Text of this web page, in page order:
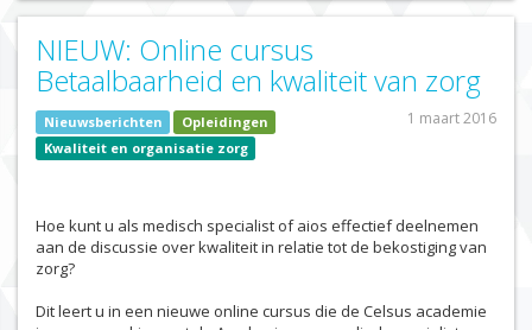
NIEUW: Online cursus
Betaalbaarheid en kwaliteit van zorg
1 maart 2016
Nieuwsberichten
Opleidingen
Kwaliteit en organisatie zorg
Hoe kunt u als medisch specialist of aios effectief deelnemen
aan de discussie over kwaliteit in relatie tot de bekostiging van
zorg?
Dit leert u in een nieuwe online cursus die de Celsus academie